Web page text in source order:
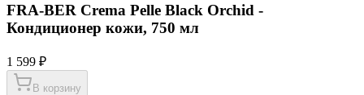
FRA-BER Crema Pelle Black Orchid -
Кондиционер кожи, 750 мл
1 599 ₽
В корзину